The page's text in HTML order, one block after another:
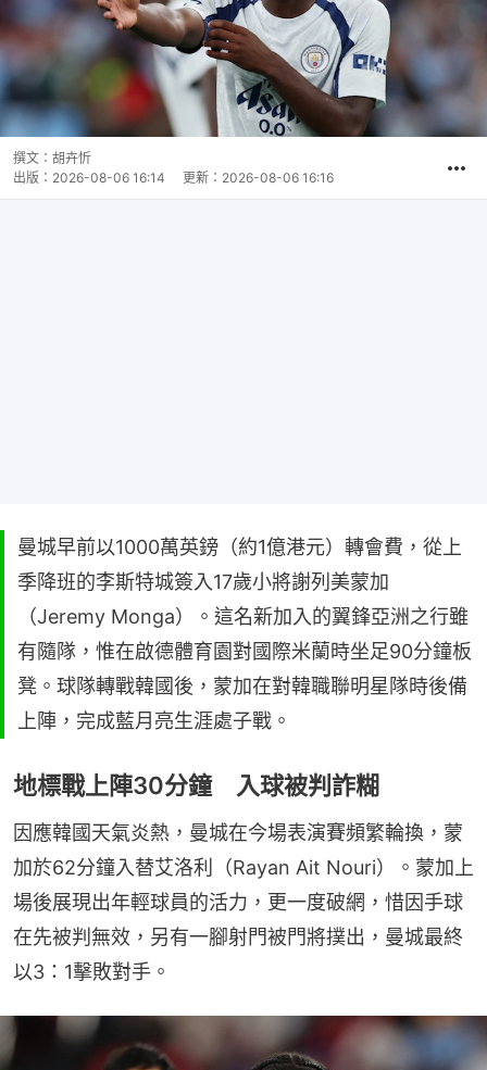
撰文： 胡卉忻
出版： 2026-08-06 16:14 更新： 2026-08-06 16:16
曼城早前以1000萬英鎊（約1億港元）轉會費，從上
季降班的李斯特城簽入17歲小將謝列美蒙加
（Jeremy Monga）。這名新加入的翼鋒亞洲之行雖
有隨隊，惟在啟德體育園對國際米蘭時坐足90分鐘板
凳。球隊轉戰韓國後，蒙加在對韓職聯明星隊時後備
上陣，完成藍月亮生涯處子戰。
地標戰上陣30分鐘 入球被判詐糊
因應韓國天氣炎熱，曼城在今場表演賽頻繁輪換，蒙
加於62分鐘入替艾洛利（Rayan Ait Nouri）。蒙加上
場後展現出年輕球員的活力，更一度破網，惜因手球
在先被判無效，另有一腳射門被門將撲出，曼城最終
以3：1擊敗對手。